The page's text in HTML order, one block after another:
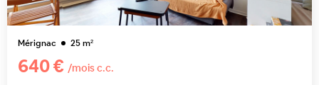
Mérignac 25m²
640 € /mois c.c.